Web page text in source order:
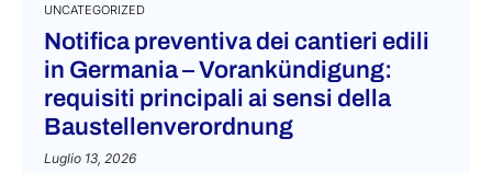
UNCATEGORIZED
Notifica preventiva dei cantieri edili
in Germania – Vorankündigung:
requisiti principali ai sensi della
Baustellenverordnung
Luglio 13, 2026